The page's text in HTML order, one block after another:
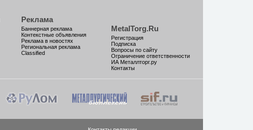
Реклама
Баннерная реклама
Контекстные объявления
Реклама в новостях
Региональная реклама
Classified
MetalTorg.Ru
Регистрация
Подписка
Вопросы по сайту
Ограничение ответственности
ИА Металлторг.ру
Контакты